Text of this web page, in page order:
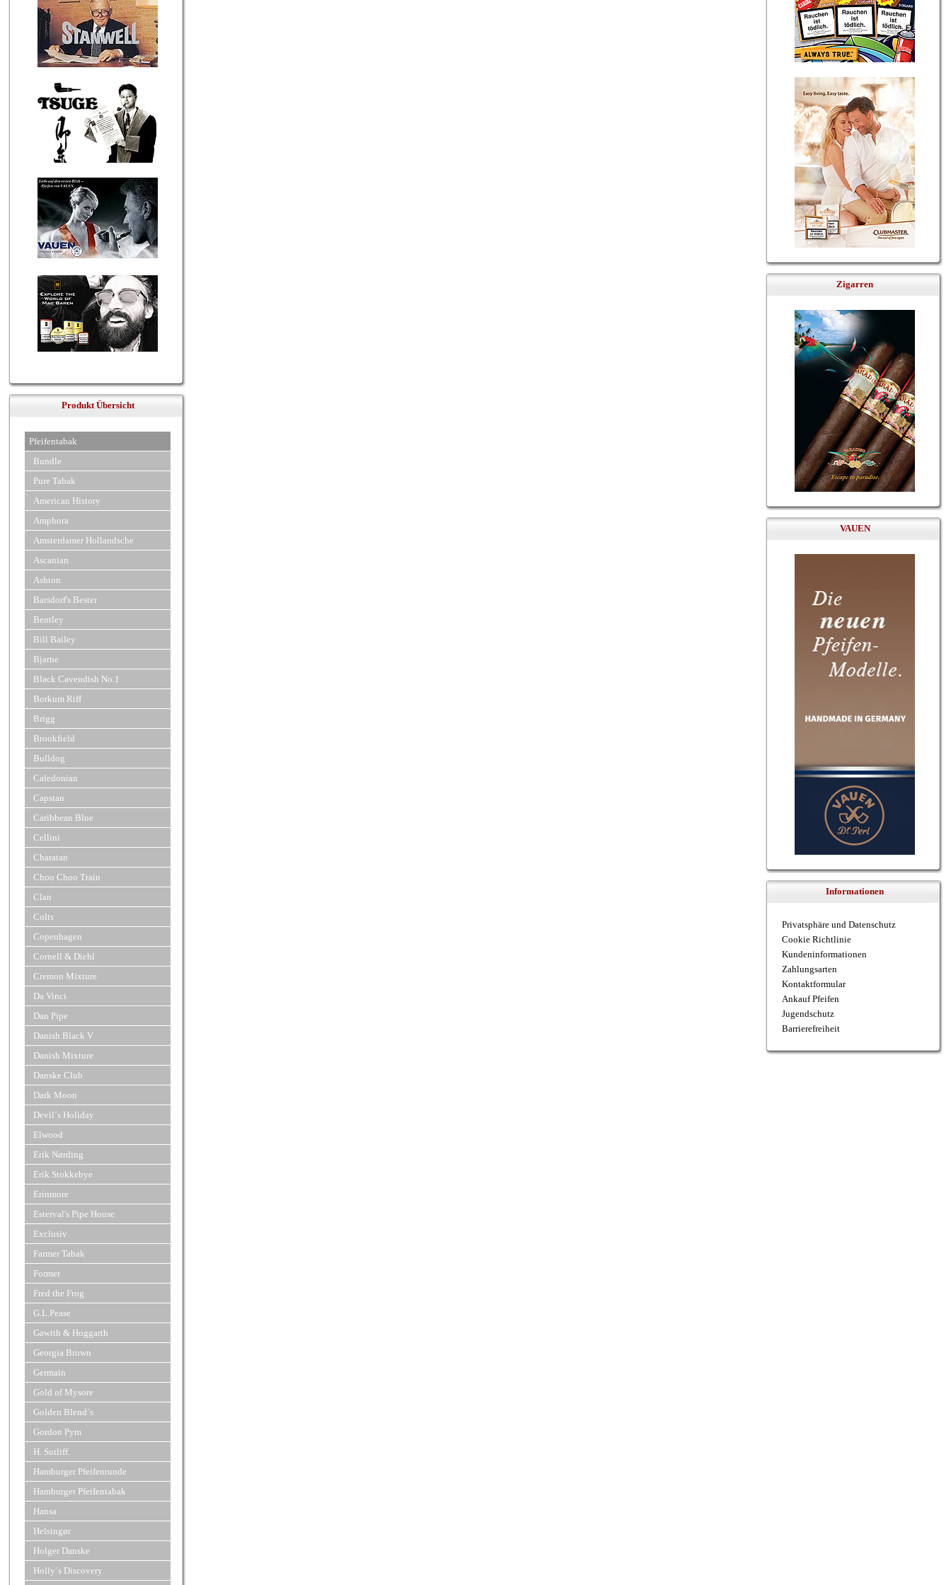
Produkt Übersicht
Pfeifentabak
Bundle
Pure Tabak
American History
Amphora
Amsterdamer Hollandsche
Ascanian
Ashton
Barsdorf's Bester
Bentley
Bill Bailey
Bjarne
Black Cavendish No.1
Borkum Riff
Brigg
Brookfield
Bulldog
Caledonian
Capstan
Caribbean Blue
Cellini
Charatan
Choo Choo Train
Clan
Colts
Copenhagen
Cornell & Diehl
Cremon Mixture
Da Vinci
Dan Pipe
Danish Black V
Danish Mixture
Danske Club
Dark Moon
Devil´s Holiday
Elwood
Erik Nørding
Erik Stokkebye
Erinmore
Esterval's Pipe House
Exclusiv
Farmer Tabak
Former
Fred the Frog
G.L.Pease
Gawith & Hoggarth
Georgia Brown
Germain
Gold of Mysore
Golden Blend´s
Gordon Pym
H. Sutliff.
Hamburger Pfeifenrunde
Hamburger Pfeifentabak
Hansa
Helsingør
Holger Danske
Holly´s Discovery
Zigarren
VAUEN
Informationen
Privatsphäre und Datenschutz
Cookie Richtlinie
Kundeninformationen
Zahlungsarten
Kontaktformular
Ankauf Pfeifen
Jugendschutz
Barrierefreiheit